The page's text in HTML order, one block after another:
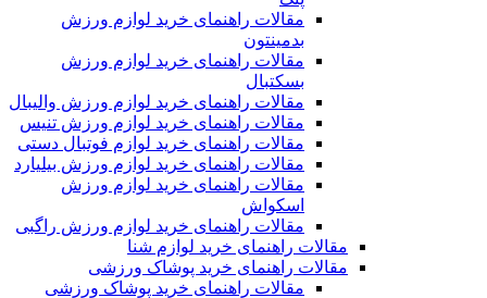
مقالات راهنمای خرید لوازم ورزش
بدمینتون
مقالات راهنمای خرید لوازم ورزش
بسکتبال
مقالات راهنمای خرید لوازم ورزش والیبال
مقالات راهنمای خرید لوازم ورزش تنیس
مقالات راهنمای خرید لوازم فوتبال دستی
مقالات راهنمای خرید لوازم ورزش بیلیارد
مقالات راهنمای خرید لوازم ورزش
اسکواش
مقالات راهنمای خرید لوازم ورزش راگبی
مقالات راهنمای خرید لوازم شنا
مقالات راهنمای خرید پوشاک ورزشی
مقالات راهنمای خرید پوشاک ورزشی